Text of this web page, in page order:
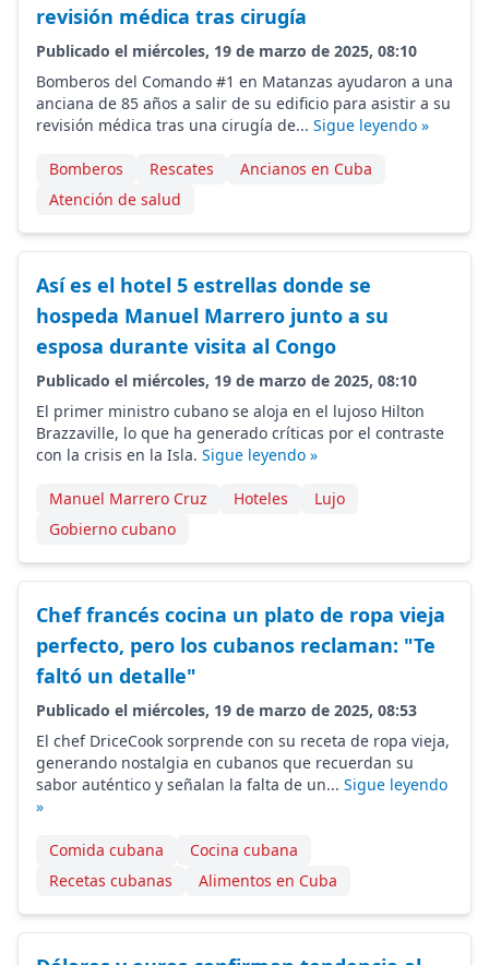
revisión médica tras cirugía
Publicado el miércoles, 19 de marzo de 2025, 08:10
Bomberos del Comando #1 en Matanzas ayudaron a una
anciana de 85 años a salir de su edificio para asistir a su
revisión médica tras una cirugía de... Sigue leyendo »
Bomberos Rescates
Ancianos en Cuba
Atención de salud
Así es el hotel 5 estrellas donde se
hospeda Manuel Marrero junto a su
esposa durante visita al Congo
Publicado el miércoles, 19 de marzo de 2025, 08:10
El primer ministro cubano se aloja en el lujoso Hilton
Brazzaville, lo que ha generado críticas por el contraste
con la crisis en la Isla. Sigue leyendo »
Manuel Marrero Cruz Hoteles
Lujo
Gobierno cubano
Chef francés cocina un plato de ropa vieja
perfecto, pero los cubanos reclaman: "Te
faltó un detalle"
Publicado el miércoles, 19 de marzo de 2025, 08:53
El chef DriceCook sorprende con su receta de ropa vieja,
generando nostalgia en cubanos que recuerdan su
sabor auténtico y señalan la falta de un... Sigue leyendo
»
Comida cubana
Cocina cubana
Recetas cubanas
Alimentos en Cuba